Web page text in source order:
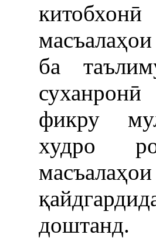
ба
фикру
худро
доштанд.